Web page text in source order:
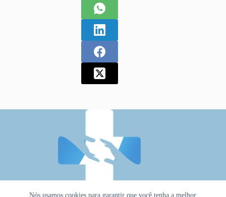
Nós usamos cookies para garantir que você tenha a melhor